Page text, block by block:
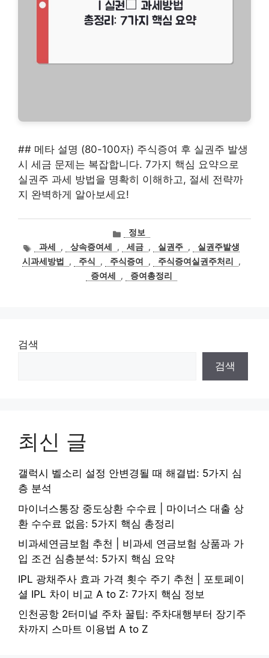
## 메타 설명 (80-100자) 주식증여 후 실권주 발생
시 세금 문제는 복잡합니다. 7가지 핵심 요약으로
실권주 과세 방법을 명확히 이해하고, 절세 전략까
지 완벽하게 알아보세요!
카
테
고
리
정보
태
그
과세 , 상속증여세 , 세금 , 실권주 ,
실권주발생
시과세방법
, 주식 , 주식증여 , 주식증여실권주처리
,
증여세
, 증여총정리
검색
검색
최신 글
갤럭시 벨소리 설정 안변경될 때 해결법: 5가지 심
층 분석
마이너스통장 중도상환 수수료 | 마이너스 대출 상
환 수수료 없음: 5가지 핵심 총정리
비과세연금보험 추천 | 비과세 연금보험 상품과 가
입 조건 심층분석: 5가지 핵심 요약
IPL 광채주사 효과 가격 횟수 주기 추천 | 포토페이
셜 IPL 차이 비교 A to Z: 7가지 핵심 정보
인천공항 2터미널 주차 꿀팁: 주차대행부터 장기주
차까지 스마트 이용법 A to Z